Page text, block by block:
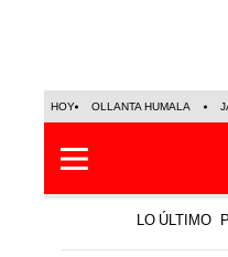
HOY OLLANTA HUMALA
LO ÚLTIMO